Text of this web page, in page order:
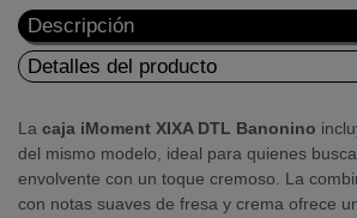
Descripción
Detalles del producto
La caja iMoment XIXA DTL Banonino
del mismo modelo, ideal para quienes
envolvente con un toque cremoso. La
con notas suaves de fresa y crema ofrece